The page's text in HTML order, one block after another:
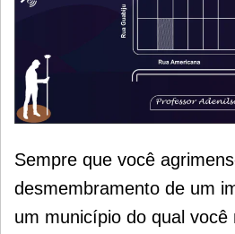
Sempre que você
desmembramento de um
um município do qual você